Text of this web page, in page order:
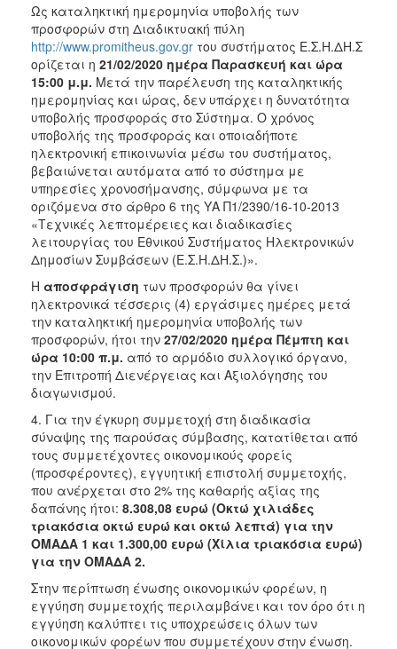
Ως καταληκτική ημερομηνία υποβολής των
προσφορών στη Διαδικτυακή πύλη
http://www.promitheus.gov.gr του συστήματος Ε.Σ.Η.ΔΗ.Σ
ορίζεται η 21/02/2020 ημέρα Παρασκευή και ώρα
15:00 μ.μ. Μετά την παρέλευση της καταληκτικής
ημερομηνίας και ώρας, δεν υπάρχει η δυνατότητα
υποβολής προσφοράς στο Σύστημα. Ο χρόνος
υποβολής της προσφοράς και οποιαδήποτε
ηλεκτρονική επικοινωνία μέσω του συστήματος,
βεβαιώνεται αυτόματα από το σύστημα με
υπηρεσίες χρονοσήμανσης, σύμφωνα με τα
οριζόμενα στο άρθρο 6 της ΥΑ Π1/2390/16-10-2013
«Τεχνικές λεπτομέρειες και διαδικασίες
λειτουργίας του Εθνικού Συστήματος Ηλεκτρονικών
Δημοσίων Συμβάσεων (Ε.Σ.Η.ΔΗ.Σ.)».
Η αποσφράγιση των προσφορών θα γίνει
ηλεκτρονικά τέσσερις (4) εργάσιμες ημέρες μετά
την καταληκτική ημερομηνία υποβολής των
προσφορών, ήτοι την 27/02/2020 ημέρα Πέμπτη και
ώρα 10:00 π.μ. από το αρμόδιο συλλογικό όργανο,
την Επιτροπή Διενέργειας και Αξιολόγησης του
διαγωνισμού.
4. Για την έγκυρη συμμετοχή στη διαδικασία
σύναψης της παρούσας σύμβασης, κατατίθεται από
τους συμμετέχοντες οικονομικούς φορείς
(προσφέροντες), εγγυητική επιστολή συμμετοχής,
που ανέρχεται στο 2% της καθαρής αξίας της
δαπάνης ήτοι: 8.308,08 ευρώ (Οκτώ χιλιάδες
τριακόσια οκτώ ευρώ και οκτώ λεπτά) για την
ΟΜΑΔΑ 1 και 1.300,00 ευρώ (Χίλια τριακόσια ευρώ)
για την ΟΜΑΔΑ 2.
Στην περίπτωση ένωσης οικονομικών φορέων, η
εγγύηση συμμετοχής περιλαμβάνει και τον όρο ότι η
εγγύηση καλύπτει τις υποχρεώσεις όλων των
οικονομικών φορέων που συμμετέχουν στην ένωση.